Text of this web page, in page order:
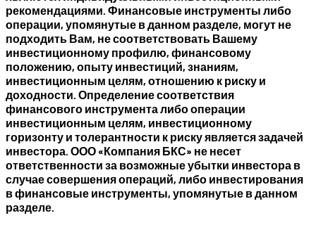
рекомендациями. Финансовые инструменты либо
операции, упомянутые в данном разделе, могут не
подходить Вам, не соответствовать Вашему
инвестиционному профилю, финансовому
положению, опыту инвестиций, знаниям,
инвестиционным целям, отношению к риску и
доходности. Определение соответствия
финансового инструмента либо операции
инвестиционным целям, инвестиционному
горизонту и толерантности к риску является задачей
инвестора. ООО «Компания БКС» не несет
ответственности за возможные убытки инвестора в
случае совершения операций, либо инвестирования
в финансовые инструменты, упомянутые в данном
разделе.